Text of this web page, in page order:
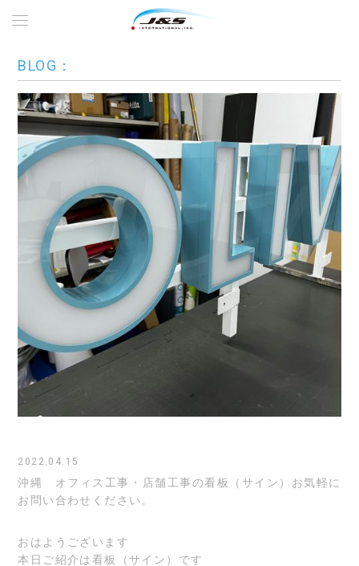
BLOG：
2022.04.15
沖縄 オフィス工事・店舗工事の看板（サイン）お気軽に
お問い合わせください。
おはようございます
本日ご紹介は看板（サイン）です